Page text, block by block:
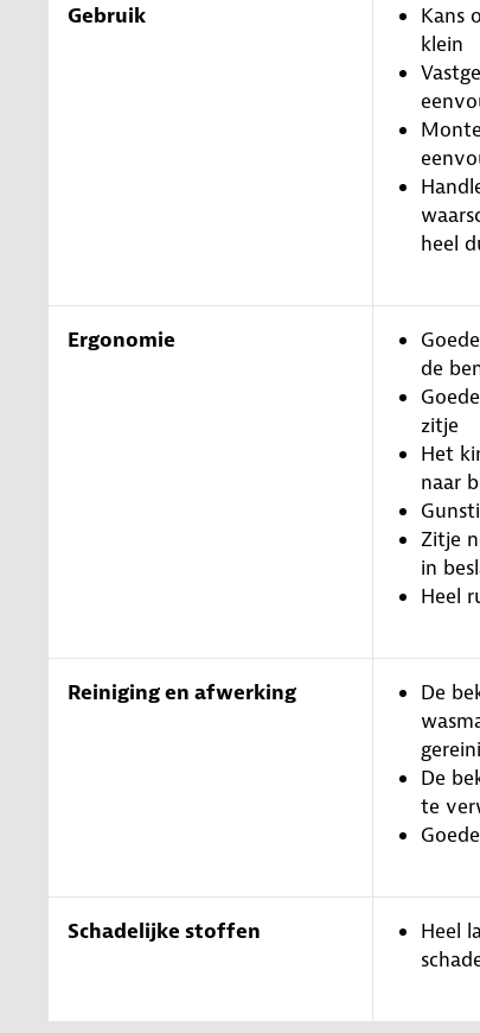
Gebruik
Kans
klein
heel
Ergonomie
de
zitje
Het
naar
Zitje
in
Heel
Reiniging en afwerking
De
De
te
Schadelijke stoffen
Heel